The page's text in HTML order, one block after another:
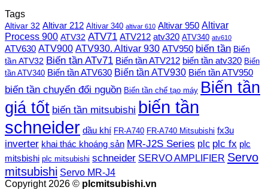
Tags
Altivar 32 Altivar 212 Altivar 340 altivar 610 Altivar 950 Altivar
Process 900 ATV32 ATV71 ATV212 atv320 ATV340 atv610
ATV630 ATV900 ATV930. Altivar 930 ATV950 biến tần Biến
tần ATV32 Biến tần ATv71 Biến tần ATV212 biến tần atv320 Biến
tần ATV340 Biến tần ATV630 Biến tần ATV930 Biến tần ATV950
biến tần chuyển đổi nguồn Biến tần chế tạo máy Biến tần
giá tốt biến tần mitsubishi biến tần
schneider dầu khí FR-A740 FR-A740 Mitsubishi fx3u
inverter khai thác khoáng sản MR-J2S Series plc plc fx plc
mitsbishi plc mitsubishi schneider SERVO AMPLIFIER Servo
mitsubishi Servo MR-J4
Copyright 2026 © plcmitsubishi.vn